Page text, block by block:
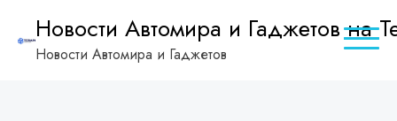
content
Новости Автомира и Гаджетов на
Новости Автомира и Гаджетов